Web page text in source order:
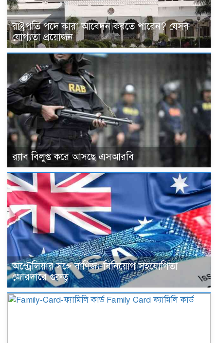
রাষ্ট্রপতি পদে কারা আবেদন করতে পারেন? যেসব
যোগ্যতা প্রয়োজন
র‍্যাব বিলুপ্ত করে আসছে এসআরবি
অস্ট্রেলিয়ার সঙ্গে বাণিজ্য-বিনিয়োগ সহযোগিতা
জোরদারে গুরুত্ব